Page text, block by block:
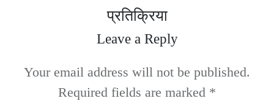
प्रतिक्रिया
Leave a Reply
Your email address will not be published.
Required fields are marked *